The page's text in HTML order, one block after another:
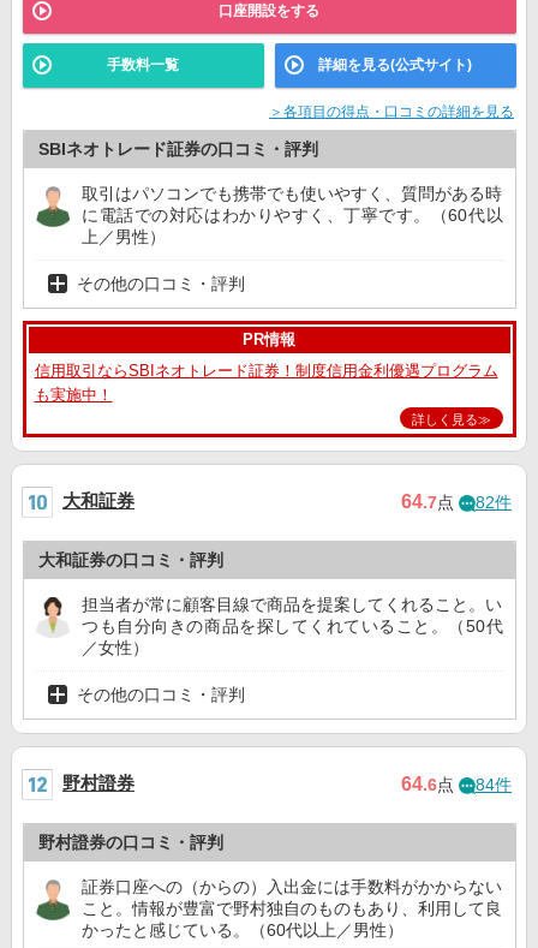
口座開設をする
手数料一覧 詳細を見る(公式サイト)
＞各項目の得点・口コミの詳細を見る
SBIネオトレード証券の口コミ・評判
取引はパソコンでも携帯でも使いやすく、質問がある時
に電話での対応はわかりやすく、丁寧です。（60代以
上／男性）
その他の口コミ・評判
PR情報
信用取引ならSBIネオトレード証券！制度信用金利優遇プログラム
も実施中！
詳しく見る≫
大和証券 64.7点 82件
大和証券の口コミ・評判
担当者が常に顧客目線で商品を提案してくれること。い
つも自分向きの商品を探してくれていること。（50代
／女性）
その他の口コミ・評判
野村證券 64.6点 84件
野村證券の口コミ・評判
証券口座への（からの）入出金には手数料がかからない
こと。情報が豊富で野村独自のものもあり、利用して良
かったと感じている。（60代以上／男性）